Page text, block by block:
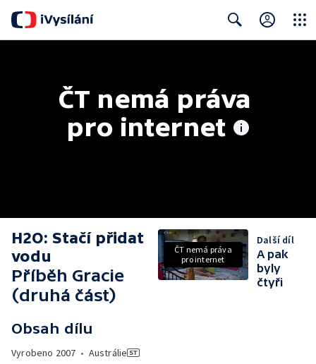
ČT nemá práva
pro internet
H2O: Stačí přidat
vodu
Příběh Gracie
(druhá část)
Obsah dílu
Vyrobeno 2007 • Austrálie
ČT nemá práva
pro internet
Další díl
A pak
byly
čtyři